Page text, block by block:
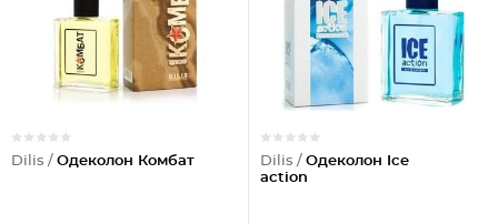
Dilis / Одеколон Комбат Dilis / Одеколон Ice
action